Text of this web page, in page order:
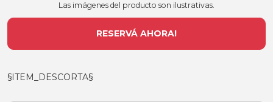
Las imágenes del producto son ilustrativas.
RESERVÁ AHORA!
§ITEM_DESCORTA§